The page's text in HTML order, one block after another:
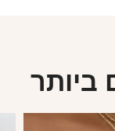
ביותר